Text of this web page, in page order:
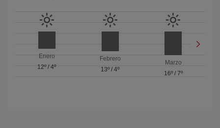
Enero
12º/4º
Febrero
13º / 4º
Marzo
16º/ 7º